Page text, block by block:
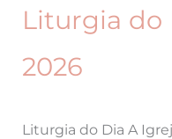
Liturgia do
2026
Liturgia do Dia A